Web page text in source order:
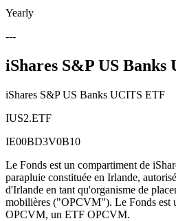
Yearly
---
iShares S&P US Banks
iShares S&P US Banks UCITS ETF
IUS2.ETF
IE00BD3V0B10
Le Fonds est un compartiment de
parapluie constituée en Irlande,
d'Irlande en tant qu'organisme de
mobilières ("OPCVM"). Le Fonds est
OPCVM, un ETF OPCVM.